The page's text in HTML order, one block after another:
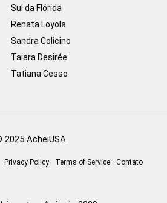
Sul da Flórida
Renata Loyola
Sandra Colicino
Taiara Desirée
Tatiana Cesso
2025 AcheiUSA.
Privacy Policy Terms of Service Contato